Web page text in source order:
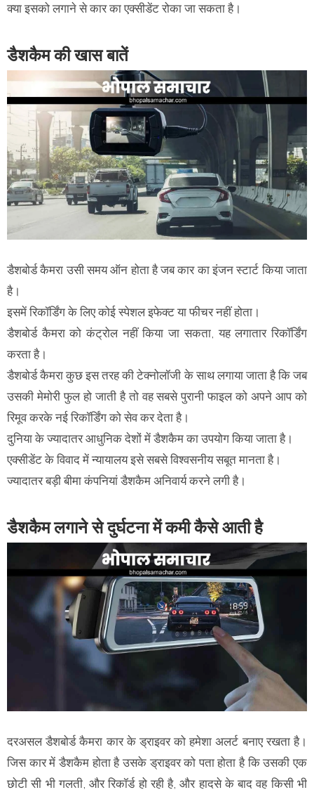
क्या इसको लगाने से कार का एक्सीडेंट रोका जा सकता है।
डैशकैम की खास बातें
डैशबोर्ड कैमरा उसी समय ऑन होता है जब कार का इंजन स्टार्ट किया जाता
है।
इसमें रिकॉर्डिंग के लिए कोई स्पेशल इफेक्ट या फीचर नहीं होता।
डैशबोर्ड कैमरा को कंट्रोल नहीं किया जा सकता, यह लगातार रिकॉर्डिंग
करता है।
डैशबोर्ड कैमरा कुछ इस तरह की टेक्नोलॉजी के साथ लगाया जाता है कि जब
उसकी मेमोरी फुल हो जाती है तो वह सबसे पुरानी फाइल को अपने आप को
रिमूव करके नई रिकॉर्डिंग को सेव कर देता है।
दुनिया के ज्यादातर आधुनिक देशों में डैशकैम का उपयोग किया जाता है।
एक्सीडेंट के विवाद में न्यायालय इसे सबसे विश्वसनीय सबूत मानता है।
ज्यादातर बड़ी बीमा कंपनियां डैशकैम अनिवार्य करने लगी है।
डैशकैम लगाने से दुर्घटना में कमी कैसे आती है
दरअसल डैशबोर्ड कैमरा कार के ड्राइवर को हमेशा अलर्ट बनाए रखता है।
जिस कार में डैशकैम होता है उसके ड्राइवर को पता होता है कि उसकी एक
छोटी सी भी गलती, और रिकॉर्ड हो रही है, और हादसे के बाद वह किसी भी